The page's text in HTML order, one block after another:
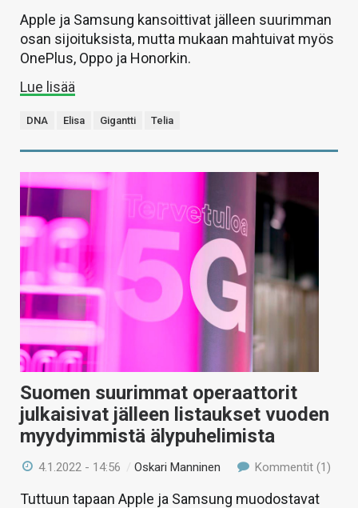
Apple ja Samsung kansoittivat jälleen suurimman
osan sijoituksista, mutta mukaan mahtuivat myös
OnePlus, Oppo ja Honorkin.
Lue lisää
DNA Elisa Gigantti Telia
Suomen suurimmat operaattorit
julkaisivat jälleen listaukset vuoden
myydyimmistä älypuhelimista
4.1.2022 - 14:56 /Oskari Manninen Kommentit (1)
Tuttuun tapaan Apple ja Samsung muodostavat